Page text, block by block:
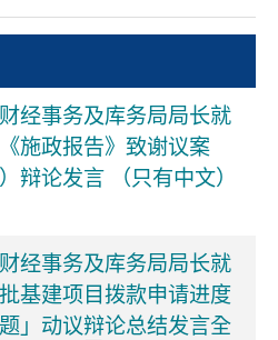
经事务及库务局局长就
施政报告》致谢议案
辩论发言 （只有中文）
经事务及库务局局长就
批基建项目拨款申请进度
」动议辩论总结发言全